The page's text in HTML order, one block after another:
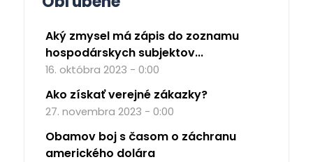
Aký zmysel má zápis do zoznamu
hospodárskych subjektov...
16. októbra 2023 - 0:00
Ako získať verejné zákazky?
27. novembra 2023 - 0:00
Obamov boj s časom o záchranu
amerického dolára